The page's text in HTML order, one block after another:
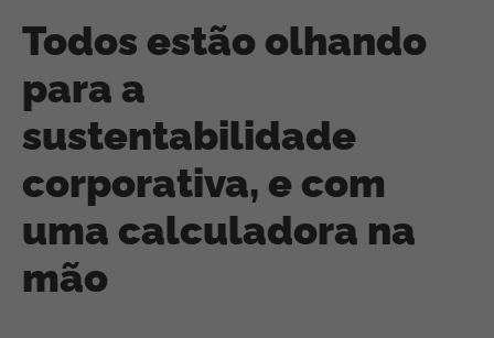
Todos estão olhando
para a
sustentabilidade
corporativa, e com
uma calculadora na
mão